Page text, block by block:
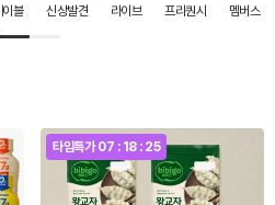
이블 신상발견 라이브 프리퀀시 멤버스
타임특가 07 : 18 : 21